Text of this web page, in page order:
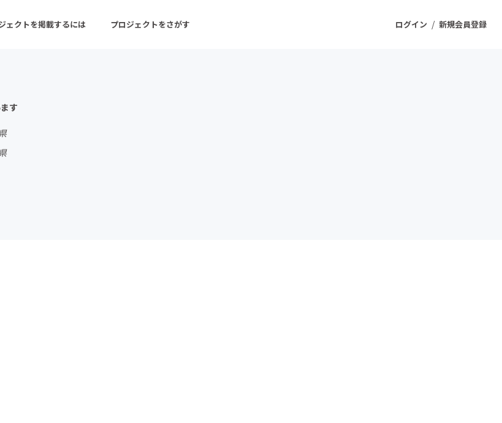
ログイン / 新規会員登録
ェクトを掲載するには プロジェクトをさがす
注目の新着プロジェクト
ジ
す